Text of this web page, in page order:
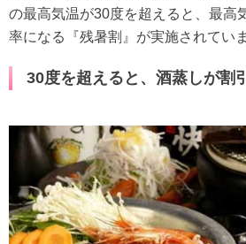
の最高気温が30度を超えると、最高
率になる『残暑割』が実施されていま
30度を超えると、酒蒸しが割